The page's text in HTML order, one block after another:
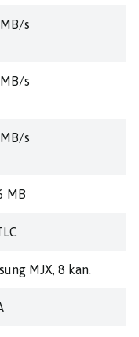
s
s
s
MB
MJX, 8 kan.